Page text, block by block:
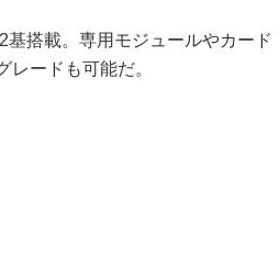
搭載。専用モジュールやカード
ードも可能だ。